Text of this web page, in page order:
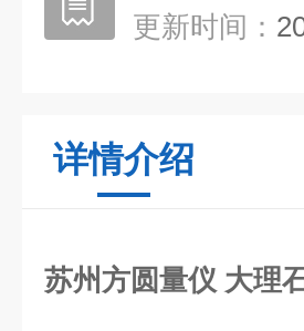
更新时间：
详情介绍
苏州方圆量仪 大理